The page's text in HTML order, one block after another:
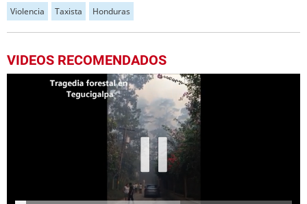
Violencia Taxista Honduras
VIDEOS RECOMENDADOS